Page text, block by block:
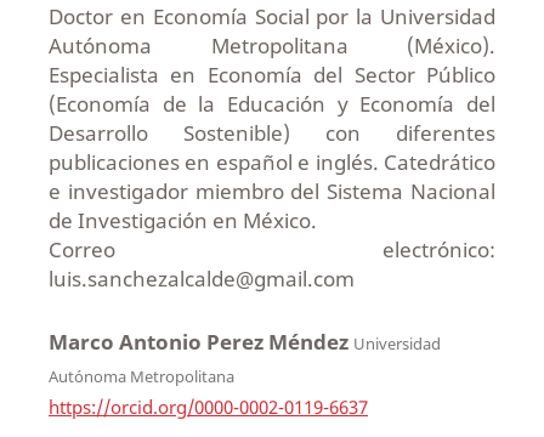
Doctor en Economía Social por la Universidad
Autónoma Metropolitana (México).
Especialista en Economía del Sector Público
(Economía de la Educación y Economía del
Desarrollo Sostenible) con diferentes
publicaciones en español e inglés. Catedrático
e investigador miembro del Sistema Nacional
de Investigación en México.
Correo electrónico:
luis.sanchezalcalde@gmail.com
Marco Antonio Perez Méndez Universidad
Autónoma Metropolitana
https://orcid.org/0000-0002-0119-6637